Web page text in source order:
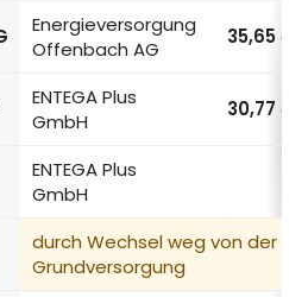
nach Tarif-Kategorie
Energieversorgung
Offenbach AG
35,65ct/
ENTEGA Plus
GmbH
30,77 ct/
ENTEGA Plus
GmbH
durch Wechsel weg von der
Grundversorgung